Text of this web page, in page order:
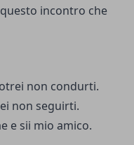
incontro che
non condurti.
non seguirti.
e sii mio amico.